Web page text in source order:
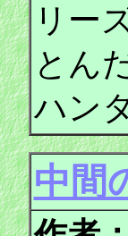
リー
とん
ハン
中間